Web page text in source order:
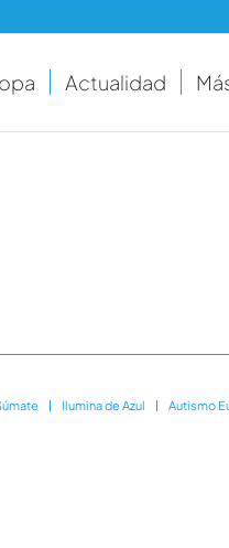
Actualidad
Ilumina de Azul Autismo